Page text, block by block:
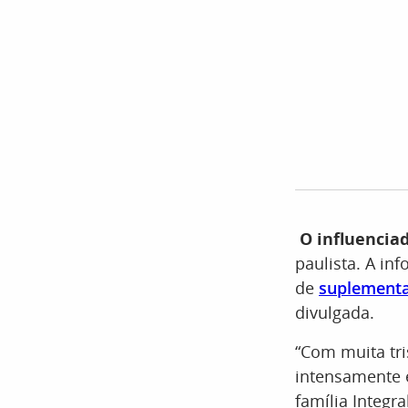
O
paulista. A
de
divulgada.
“Com muita
intensamente
família